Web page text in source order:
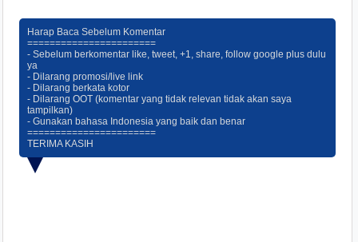
Harap Baca Sebelum Komentar
=======================
- Sebelum berkomentar like, tweet, +1, share, follow google plus dulu
ya
- Dilarang promosi/live link
- Dilarang berkata kotor
- Dilarang OOT (komentar yang tidak relevan tidak akan saya
tampilkan)
- Gunakan bahasa Indonesia yang baik dan benar
=======================
TERIMA KASIH